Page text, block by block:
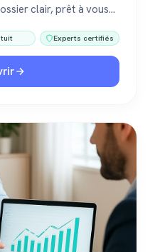
clair, prêt à vous
100 %
Experts certifiés